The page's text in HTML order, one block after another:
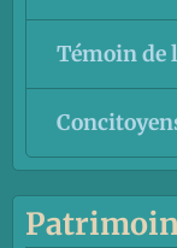
Témoin de